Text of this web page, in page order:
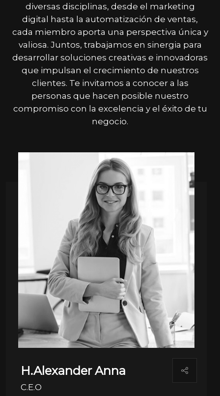
diversas disciplinas, desde el marketing
digital hasta la automatización de ventas,
cada miembro aporta una perspectiva única y
valiosa. Juntos, trabajamos en sinergia para
desarrollar soluciones creativas e innovadoras
que impulsan el crecimiento de nuestros
clientes. Te invitamos a conocer a las
personas que hacen posible nuestro
compromiso con la excelencia y el éxito de tu
negocio.
H.Alexander Anna
C.E.O